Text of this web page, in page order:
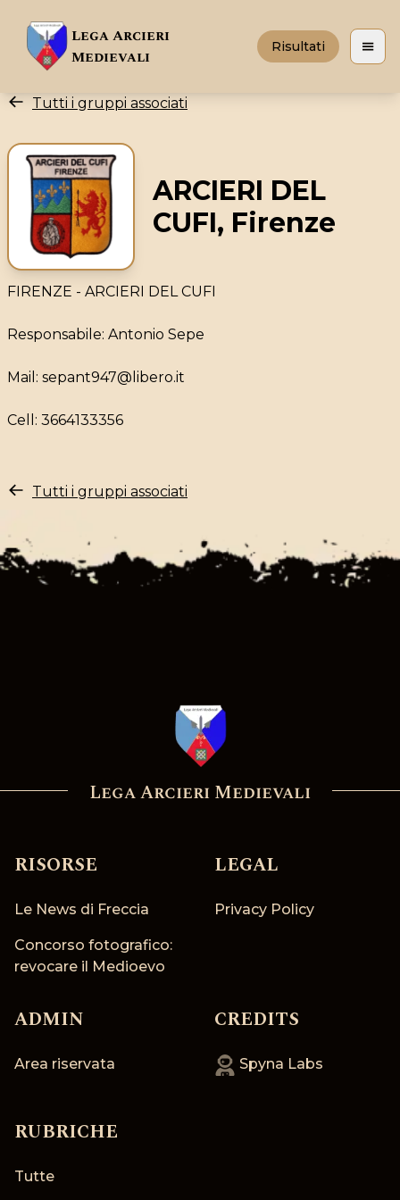
Lega Arcieri
Medievali
Risultati Apri
Tutti i gruppi associati
ARCIERI DEL
CUFI, Firenze
FIRENZE - ARCIERI DEL CUFI
Responsabile: Antonio Sepe
Mail: sepant947@libero.it
Cell: 3664133356
Tutti i gruppi associati
Lega Arcieri Medievali
RISORSE
Le News di Freccia
Concorso fotografico:
revocare il Medioevo
LEGAL
Privacy Policy
ADMIN
Area riservata
CREDITS
Spyna Labs
RUBRICHE
Tutte